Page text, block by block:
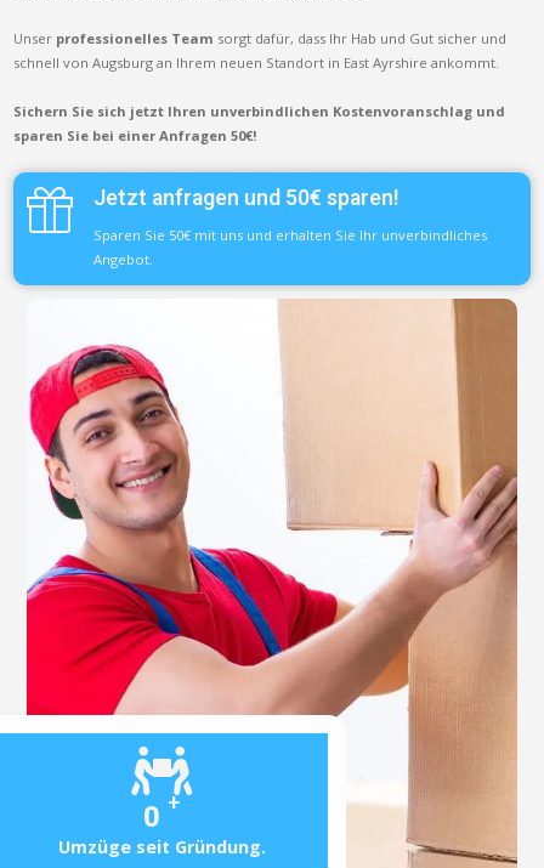
0 +
Umzüge seit Gründung.
Unser professionelles Team sorgt dafür, dass Ihr Hab und Gut sicher und
schnell von Augsburg an Ihrem neuen Standort in East Ayrshire ankommt.
Sichern Sie sich jetzt Ihren unverbindlichen Kostenvoranschlag und
sparen Sie bei einer Anfragen 50€!
Jetzt anfragen und 50€ sparen!
Sparen Sie 50€ mit uns und erhalten Sie Ihr unverbindliches
Angebot.